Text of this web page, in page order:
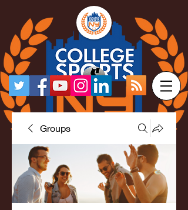
Groups